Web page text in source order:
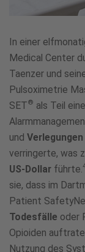
In einer
Medical Center
Taenzer und
Pulsoximetrie
SET® als Teil
und
verringerte, was
US-Dollar führte.
sie, dass im
Patient
Todesfälle oder
Opioiden
Nutzung des